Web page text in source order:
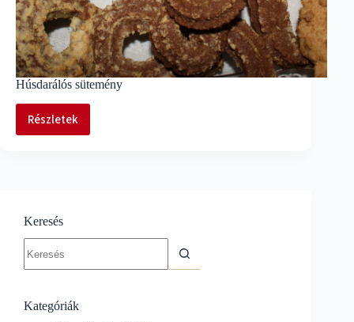
Húsdarálós sütemény
RészletekHúsdarálós
Keresés
results
Kategóriák